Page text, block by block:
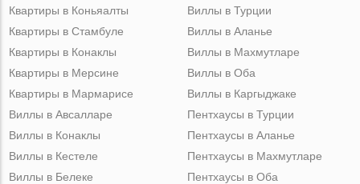
Квартиры в Коньяалты
Квартиры в Стамбуле
Квартиры в Конаклы
Квартиры в Мерсине
Квартиры в Мармарисе
Виллы в Турции
Виллы в Аланье
Виллы в Махмутларе
Виллы в Оба
Виллы в Каргыджаке
Виллы в Авсалларе
Виллы в Конаклы
Виллы в Кестеле
Виллы в Белеке
Пентхаусы в Турции
Пентхаусы в Аланье
Пентхаусы в Махмутларе
Пентхаусы в Оба